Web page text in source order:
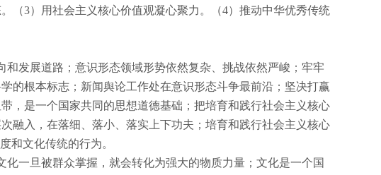
（3）用社会主义核心价值观凝心聚力。（4）推动中华优秀传统
发展道路；意识形态领域形势依然复杂、挑战依然严峻；牢牢
的根本标志；新闻舆论工作处在意识形态斗争最前沿；坚决打赢
，是一个国家共同的思想道德基础；把培育和践行社会主义核心
融入，在落细、落小、落实上下功夫；培育和践行社会主义核心
和文化传统的行为。
一旦被群众掌握，就会转化为强大的物质力量；文化是一个国